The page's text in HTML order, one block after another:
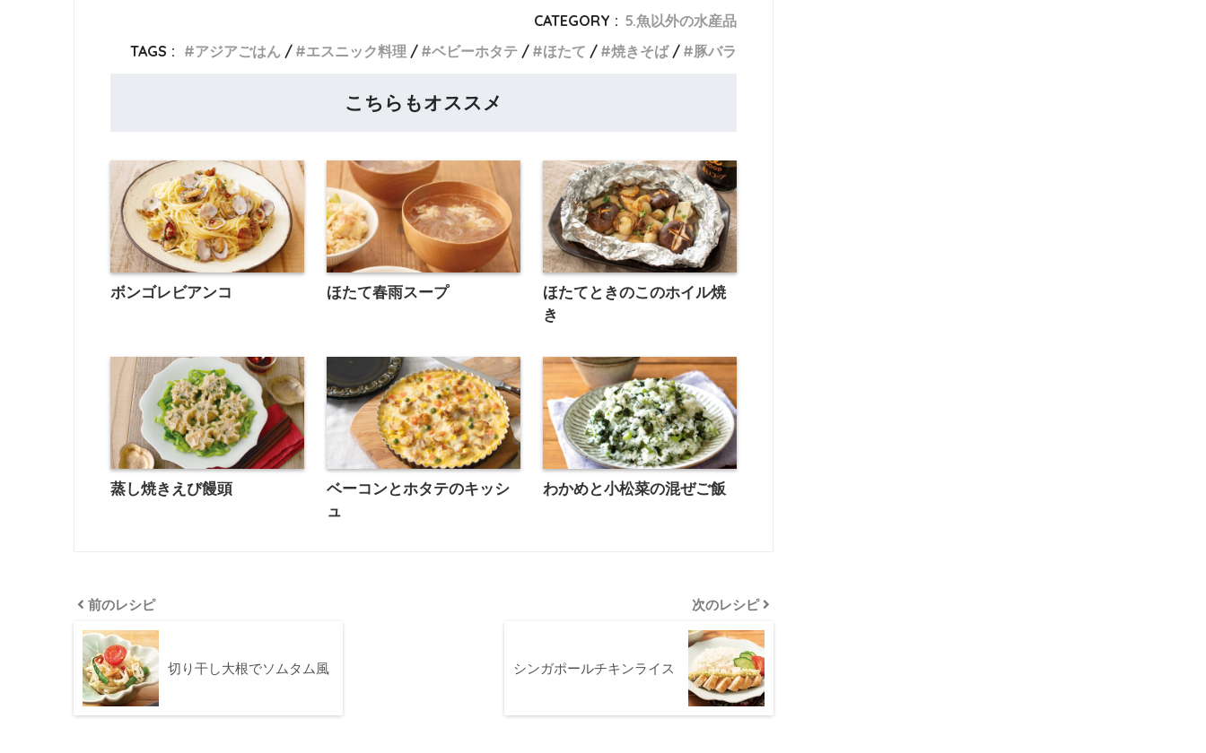
CATEGORY : 5.魚以外の水産品
TAGS :
アジアごはん エスニック料理 ベビーホタテ ほたて 焼きそば 豚バラ
こちらもオススメ
ボンゴレビアンコ ほたて春雨スープ
ほたてときのこのホイル焼
き
蒸し焼きえび饅頭
ベーコンとホタテのキッシ
ュ
わかめと小松菜の混ぜご飯
前のレシピ
切り干し大根でソムタム風
次のレシピ
シンガポールチキンライス